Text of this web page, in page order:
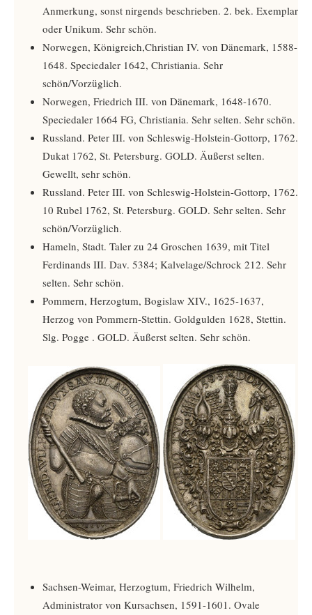
Anmerkung, sonst nirgends beschrieben. 2. bek. Exemplar
oder Unikum. Sehr schön.
Norwegen, Königreich,Christian IV. von Dänemark, 1588-
1648. Speciedaler 1642, Christiania. Sehr
schön/Vorzüglich.
Norwegen, Friedrich III. von Dänemark, 1648-1670.
Speciedaler 1664 FG, Christiania. Sehr selten. Sehr schön.
Russland. Peter III. von Schleswig-Holstein-Gottorp, 1762.
Dukat 1762, St. Petersburg. GOLD. Äußerst selten.
Gewellt, sehr schön.
Russland. Peter III. von Schleswig-Holstein-Gottorp, 1762.
10 Rubel 1762, St. Petersburg. GOLD. Sehr selten. Sehr
schön/Vorzüglich.
Hameln, Stadt. Taler zu 24 Groschen 1639, mit Titel
Ferdinands III. Dav. 5384; Kalvelage/Schrock 212. Sehr
selten. Sehr schön.
Pommern, Herzogtum, Bogislaw XIV., 1625-1637,
Herzog von Pommern-Stettin. Goldgulden 1628, Stettin.
Slg. Pogge ­. GOLD. Äußerst selten. Sehr schön.
Sachsen-Weimar, Herzogtum, Friedrich Wilhelm,
Administrator von Kursachsen, 1591-1601. Ovale